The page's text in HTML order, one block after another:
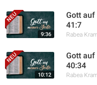
9:36
Gott auf
41:7
Rabea
10:12
Gott auf
40:34
Rabea